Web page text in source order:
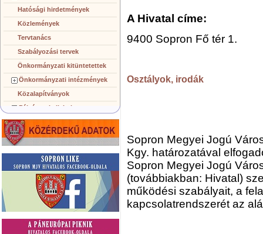
Hatósági hirdetmények
Közlemények
Tervtanács
Szabályozási tervek
Önkormányzati kitüntetettek
Önkormányzati intézmények
Közalapítványok
Pályázatok, licitek
Koncepciók, tervezetek
Településképi követelmények
Közérdekű információk
Testvérvárosok
A Hivatal címe:
9400 Sopron Fő tér 1.
Osztályok, irodák
Sopron Megyei Jogú
Kgy. határozatával
Sopron Megyei Jogú
(továbbiakban: Hivatal)
működési szabályait, a
kapcsolatrendszerét az